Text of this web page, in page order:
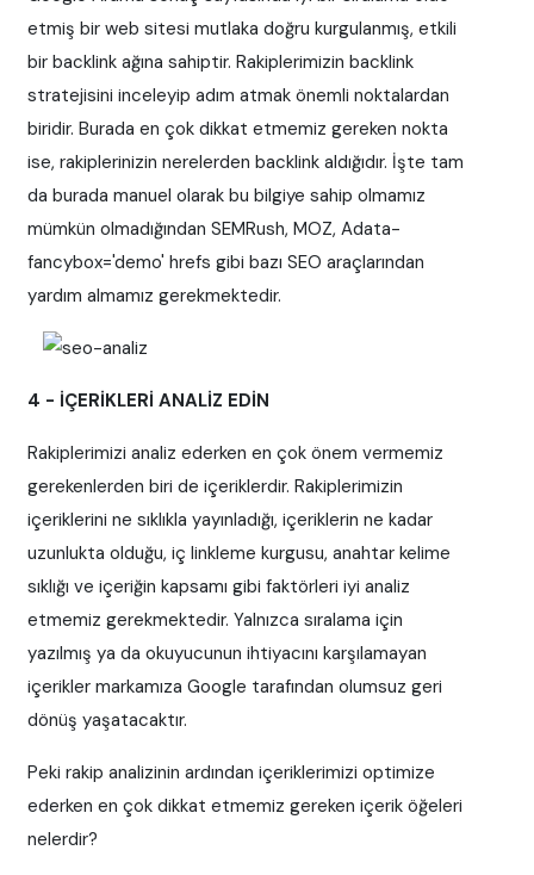
etmiş bir web sitesi mutlaka doğru kurgulanmış, etkili
bir backlink ağına sahiptir. Rakiplerimizin backlink
stratejisini inceleyip adım atmak önemli noktalardan
biridir. Burada en çok dikkat etmemiz gereken nokta
ise, rakiplerinizin nerelerden backlink aldığıdır. İşte tam
da burada manuel olarak bu bilgiye sahip olmamız
mümkün olmadığından SEMRush, MOZ, Adata-
fancybox='demo' hrefs gibi bazı SEO araçlarından
yardım almamız gerekmektedir.
4 - İÇERİKLERİ ANALİZ EDİN
Rakiplerimizi analiz ederken en çok önem vermemiz
gerekenlerden biri de içeriklerdir. Rakiplerimizin
içeriklerini ne sıklıkla yayınladığı, içeriklerin ne kadar
uzunlukta olduğu, iç linkleme kurgusu, anahtar kelime
sıklığı ve içeriğin kapsamı gibi faktörleri iyi analiz
etmemiz gerekmektedir. Yalnızca sıralama için
yazılmış ya da okuyucunun ihtiyacını karşılamayan
içerikler markamıza Google tarafından olumsuz geri
dönüş yaşatacaktır.
Peki rakip analizinin ardından içeriklerimizi optimize
ederken en çok dikkat etmemiz gereken içerik öğeleri
nelerdir?